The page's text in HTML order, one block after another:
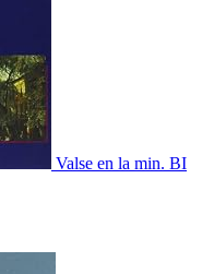
Valse en la min. BI